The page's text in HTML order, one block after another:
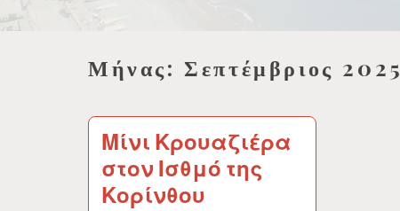
Μήνας:Σεπτέμβριος 2025
Μίνι Κρουαζιέρα
στον Ισθμό της
Κορίνθου